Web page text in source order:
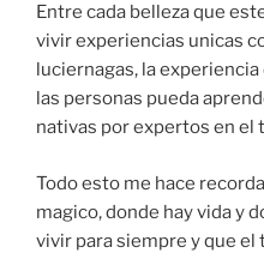
Entre cada belleza que
vivir experiencias unicas
luciernagas, la
las personas pueda
nativas por expertos en el
Todo esto me hace
magico, donde hay vida y
vivir para siempre y que